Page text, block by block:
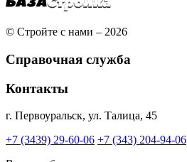
© Стройте с нами – 2026
Справочная служба
Контакты
г. Первоуральск, ул. Талица, 45
+7 (3439) 29-60-06 +7 (343) 204-94-06